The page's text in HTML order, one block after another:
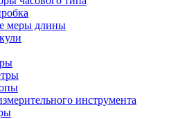
меры длины
инструмента